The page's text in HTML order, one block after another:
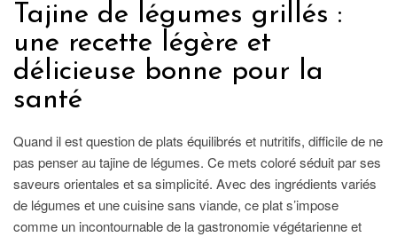
Tajine de légumes grillés :
une recette légère et
délicieuse bonne pour la
santé
Quand il est question de plats équilibrés et nutritifs, difficile de ne
pas penser au tajine de légumes. Ce mets coloré séduit par ses
saveurs orientales et sa simplicité. Avec des ingrédients variés
de légumes et une cuisine sans viande, ce plat s’impose
comme un incontournable de la gastronomie végétarienne et